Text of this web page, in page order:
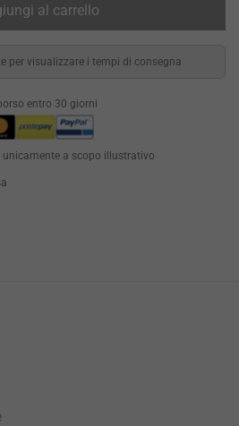
al carrello
per visualizzare i tempi di consegna
entro 30 giorni
a scopo illustrativo